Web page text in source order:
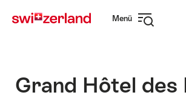
Menü
Grand Hôtel des